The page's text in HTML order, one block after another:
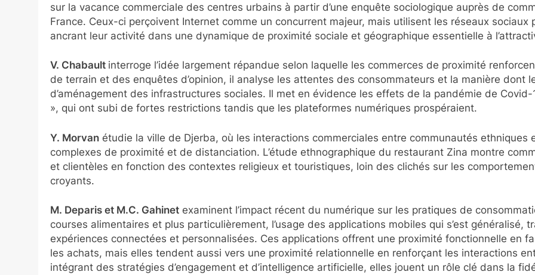
sur la vacance commerciale des centres urbains à partir d’une enquête sociologique auprès de
France. Ceux-ci perçoivent Internet comme un concurrent majeur, mais utilisent les réseaux
ancrant leur activité dans une dynamique de proximité sociale et géographique essentielle à
V. Chabault interroge l’idée largement répandue selon laquelle les commerces de proximité
de terrain et des enquêtes d’opinion, il analyse les attentes des consommateurs et la manière dont
d’aménagement des infrastructures sociales. Il met en évidence les effets de la pandémie de
», qui ont subi de fortes restrictions tandis que les plateformes numériques prospéraient.
Y. Morvan étudie la ville de Djerba, où les interactions commerciales entre communautés ethniques
complexes de proximité et de distanciation. L’étude ethnographique du restaurant Zina montre
et clientèles en fonction des contextes religieux et touristiques, loin des clichés sur les
croyants.
M. Deparis et M.C. Gahinet examinent l’impact récent du numérique sur les pratiques de
courses alimentaires et plus particulièrement, l’usage des applications mobiles qui s’est généralisé,
expériences connectées et personnalisées. Ces applications offrent une proximité fonctionnelle en
les achats, mais elles tendent aussi vers une proximité relationnelle en renforçant les interactions
intégrant des stratégies d’engagement et d’intelligence artificielle, elles jouent un rôle clé dans la